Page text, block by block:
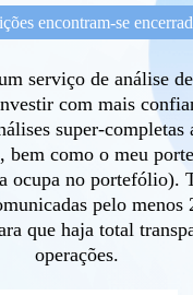
encontram-se
serviço de análise
com mais
super-completas
bem como o meu
ocupa no portefólio).
pelo menos
que haja total
operações.